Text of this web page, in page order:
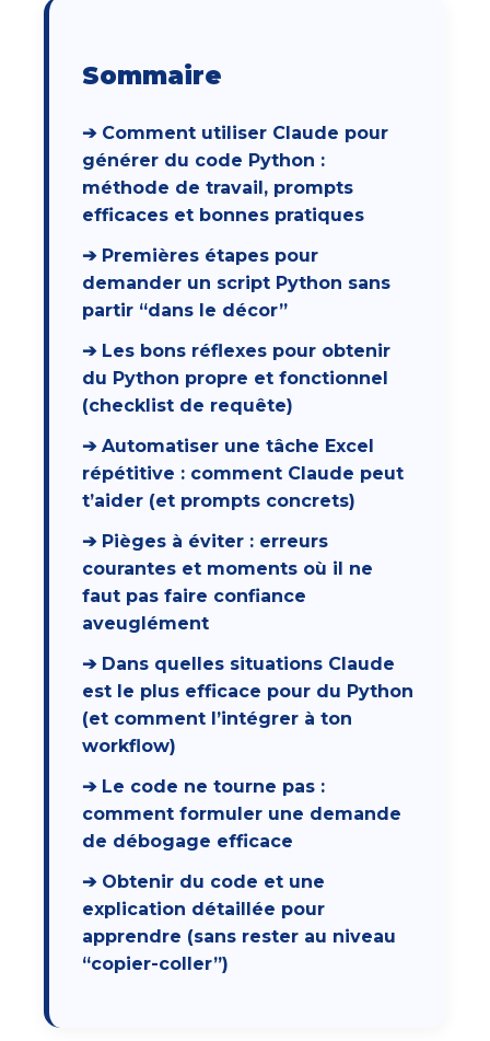
Sommaire
➔ Comment utiliser Claude pour
générer du code Python :
méthode de travail, prompts
efficaces et bonnes pratiques
➔ Premières étapes pour
demander un script Python sans
partir “dans le décor”
➔ Les bons réflexes pour obtenir
du Python propre et fonctionnel
(checklist de requête)
➔ Automatiser une tâche Excel
répétitive : comment Claude peut
t’aider (et prompts concrets)
➔ Pièges à éviter : erreurs
courantes et moments où il ne
faut pas faire confiance
aveuglément
➔ Dans quelles situations Claude
est le plus efficace pour du Python
(et comment l’intégrer à ton
workflow)
➔ Le code ne tourne pas :
comment formuler une demande
de débogage efficace
➔ Obtenir du code et une
explication détaillée pour
apprendre (sans rester au niveau
“copier-coller”)